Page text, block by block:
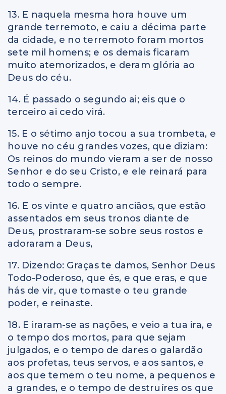
13. E naquela mesma hora houve um
grande terremoto, e caiu a décima parte
da cidade, e no terremoto foram mortos
sete mil homens; e os demais ficaram
muito atemorizados, e deram glória ao
Deus do céu.
14. É passado o segundo ai; eis que o
terceiro ai cedo virá.
15. E o sétimo anjo tocou a sua trombeta, e
houve no céu grandes vozes, que diziam:
Os reinos do mundo vieram a ser de nosso
Senhor e do seu Cristo, e ele reinará para
todo o sempre.
16. E os vinte e quatro anciãos, que estão
assentados em seus tronos diante de
Deus, prostraram-se sobre seus rostos e
adoraram a Deus,
17. Dizendo: Graças te damos, Senhor Deus
Todo-Poderoso, que és, e que eras, e que
hás de vir, que tomaste o teu grande
poder, e reinaste.
18. E iraram-se as nações, e veio a tua ira, e
o tempo dos mortos, para que sejam
julgados, e o tempo de dares o galardão
aos profetas, teus servos, e aos santos, e
aos que temem o teu nome, a pequenos e
a grandes, e o tempo de destruíres os que